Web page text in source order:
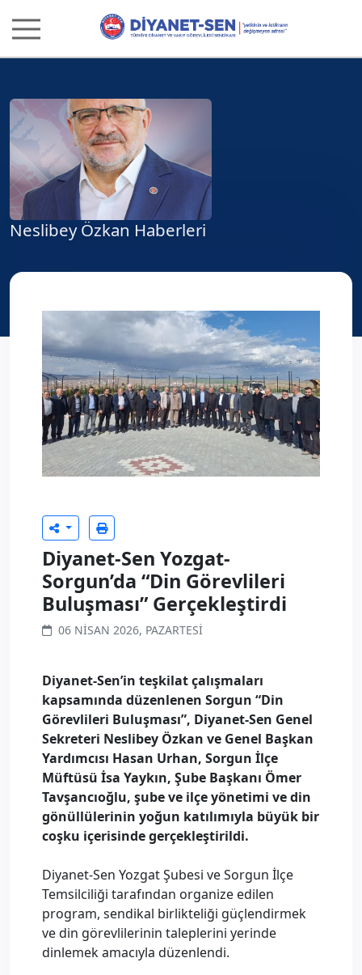
Neslibey Özkan Haberleri
Diyanet-Sen Yozgat-
Sorgun’da “Din Görevlileri
Buluşması” Gerçekleştirdi
06 NISAN 2026, PAZARTESI
Diyanet-Sen’in teşkilat çalışmaları
kapsamında düzenlenen Sorgun “Din
Görevlileri Buluşması”, Diyanet-Sen Genel
Sekreteri Neslibey Özkan ve Genel Başkan
Yardımcısı Hasan Urhan, Sorgun İlçe
Müftüsü İsa Yaykın, Şube Başkanı Ömer
Tavşancıoğlu, şube ve ilçe yönetimi ve din
gönüllülerinin yoğun katılımıyla büyük bir
coşku içerisinde gerçekleştirildi.
Diyanet-Sen Yozgat Şubesi ve Sorgun İlçe
Temsilciliği tarafından organize edilen
program, sendikal birlikteliği güçlendirmek
ve din görevlilerinin taleplerini yerinde
dinlemek amacıyla düzenlendi.